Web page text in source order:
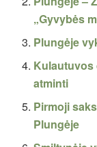
„Gyvybės
Plungėje
Kulautuvos
atminti
Pirmoji
Plungėje